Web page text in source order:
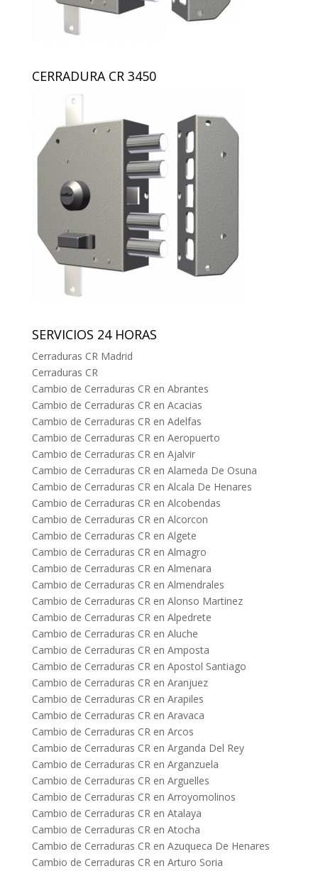
CERRADURA CR 3450
SERVICIOS 24 HORAS
Cerraduras CR Madrid
Cerraduras CR
Cambio de Cerraduras CR en Abrantes
Cambio de Cerraduras CR en Acacias
Cambio de Cerraduras CR en Adelfas
Cambio de Cerraduras CR en Aeropuerto
Cambio de Cerraduras CR en Ajalvir
Cambio de Cerraduras CR en Alameda De Osuna
Cambio de Cerraduras CR en Alcala De Henares
Cambio de Cerraduras CR en Alcobendas
Cambio de Cerraduras CR en Alcorcon
Cambio de Cerraduras CR en Algete
Cambio de Cerraduras CR en Almagro
Cambio de Cerraduras CR en Almenara
Cambio de Cerraduras CR en Almendrales
Cambio de Cerraduras CR en Alonso Martinez
Cambio de Cerraduras CR en Alpedrete
Cambio de Cerraduras CR en Aluche
Cambio de Cerraduras CR en Amposta
Cambio de Cerraduras CR en Apostol Santiago
Cambio de Cerraduras CR en Aranjuez
Cambio de Cerraduras CR en Arapiles
Cambio de Cerraduras CR en Aravaca
Cambio de Cerraduras CR en Arcos
Cambio de Cerraduras CR en Arganda Del Rey
Cambio de Cerraduras CR en Arganzuela
Cambio de Cerraduras CR en Arguelles
Cambio de Cerraduras CR en Arroyomolinos
Cambio de Cerraduras CR en Atalaya
Cambio de Cerraduras CR en Atocha
Cambio de Cerraduras CR en Azuqueca De Henares
Cambio de Cerraduras CR en Arturo Soria